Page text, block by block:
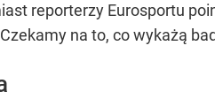
reporterzy Eurosportu
na to, co wykażą